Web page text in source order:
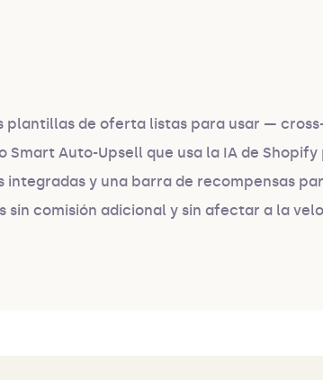
plantillas de oferta listas para usar —
Auto-Upsell que usa la IA de
y una barra de recompensas
comisión adicional y sin afectar a la